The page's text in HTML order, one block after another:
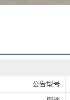
公告型号